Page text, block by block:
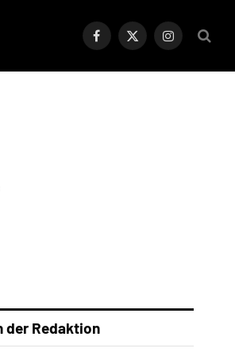
Facebook
X
Instagram
der Redaktion